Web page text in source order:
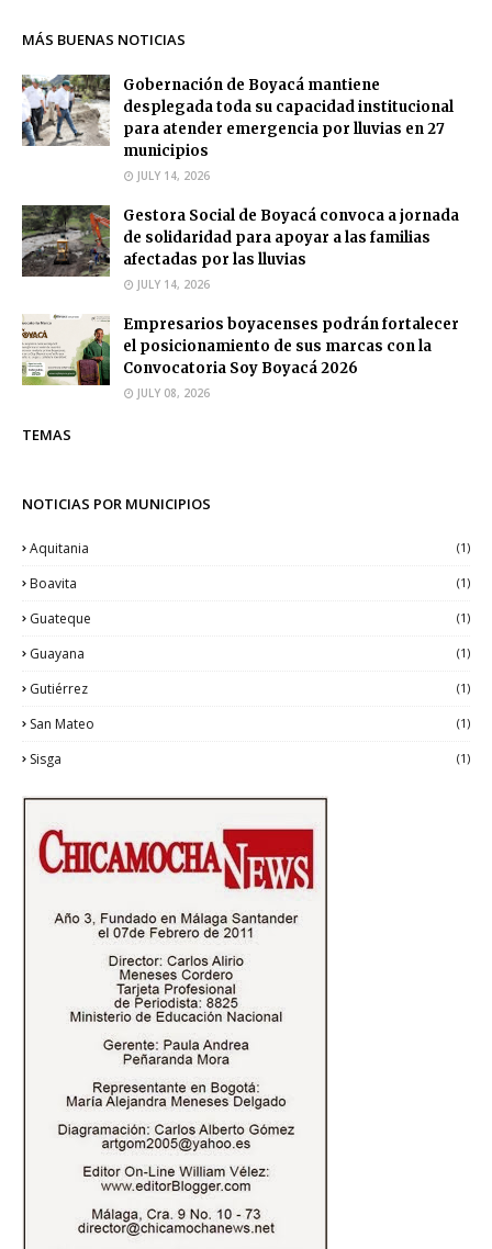
MÁS BUENAS NOTICIAS
Gobernación de Boyacá mantiene
desplegada toda su capacidad institucional
para atender emergencia por lluvias en 27
municipios
JULY 14, 2026
Gestora Social de Boyacá convoca a jornada
de solidaridad para apoyar a las familias
afectadas por las lluvias
JULY 14, 2026
Empresarios boyacenses podrán fortalecer
el posicionamiento de sus marcas con la
Convocatoria Soy Boyacá 2026
JULY 08, 2026
TEMAS
NOTICIAS POR MUNICIPIOS
Aquitania (1)
Boavita (1)
Guateque (1)
Guayana (1)
Gutiérrez (1)
San Mateo (1)
Sisga (1)